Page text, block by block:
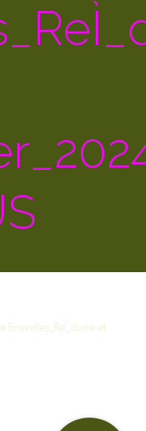
Bruxelles_ReÌ_duire et